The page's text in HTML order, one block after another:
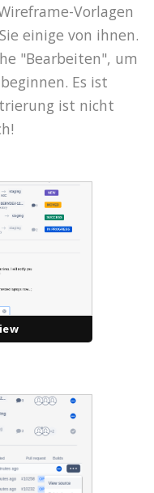
Vorlagen
einige von ihnen.
"Bearbeiten", um
Es ist
ist nicht